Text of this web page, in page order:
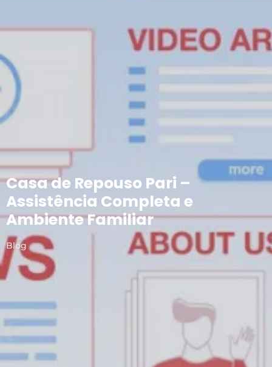
Casa de Repouso Pari –
Assistência Completa e
Ambiente Familiar
Blog